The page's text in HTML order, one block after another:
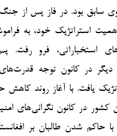
سابق بود. در فاز پس از جنگ
استراتژیک خود، به
استخباراتی، فرو رفت.
دیگر در کانون توجه
یافت. با آغاز روند کاهش
کشور در کانون نگرانی‌های
حاکم شدن طالبان بر